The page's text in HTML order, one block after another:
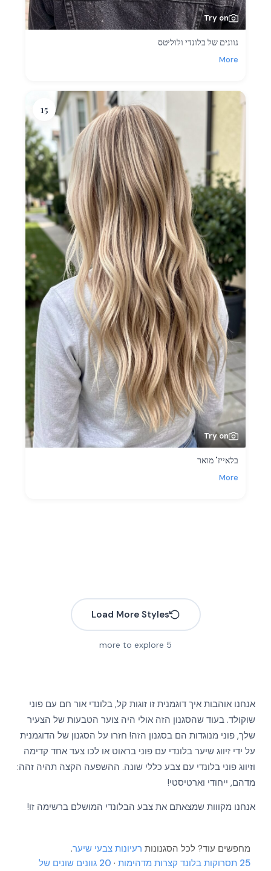
Try on
גוונים של בלונדי ולוליטס
More
15
Try on
בלאייז’ מואר
More
More
More
Load More Styles
5
אנחנו אוהבות איך דוגמנית זו זוגות קל, בלונדי אור חם עם פוני
שוקולד. בעוד שהסגנון הזה אולי היה צוער הטבעות של הצעיר
שלך, פוני מנוגדות הם בסגנון הזה! חזרו על הסגנון של הדוגמנית
על ידי זיווג שיער בלונדי עם פוני בראוט או לכו צעד אחד קדימה
וזיווג פוני בלונדי עם צבע כללי שונה. ההשפעה הקצה תהיה זהה:
מדהם, ייחודי וארטיסטי!
אנחנו מקווות שמצאתם את צבע הבלונדי המושלם ברשימה זו!
מחפשים עוד? לכל הסגנונות רעיונות צבעי שיער.
25 תסרוקות בלונד קצרות מדהימות
·
20 גוונים שונים של